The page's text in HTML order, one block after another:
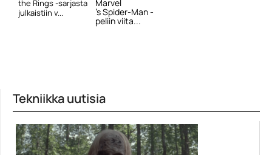
the Rings -sarjasta
julkaistiin v...
Marvel
’s Spider-Man -
peliin viita...
Tekniikka uutisia